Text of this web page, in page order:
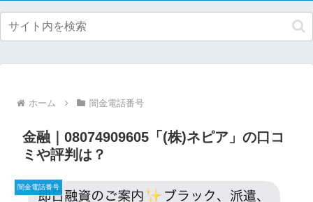
ホーム 闇金電話番号
金融｜08074909605「(株)ネピア」の口コ
ミや評判は？
闇金電話番号